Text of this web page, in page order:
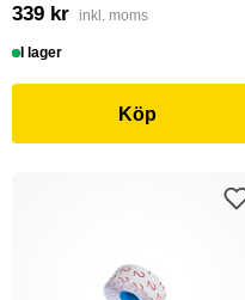
339 kr inkl. moms
I lager
Köp